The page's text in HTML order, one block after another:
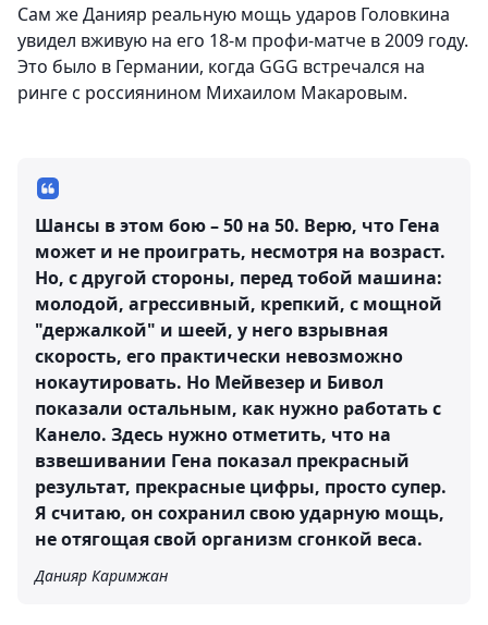
Сам же Данияр реальную мощь ударов Головкина
увидел вживую на его 18-м профи-матче в 2009 году.
Это было в Германии, когда GGG встречался на
ринге с россиянином Михаилом Макаровым.
Шансы в этом бою – 50 на 50. Верю, что Гена
может и не проиграть, несмотря на возраст.
Но, с другой стороны, перед тобой машина:
молодой, агрессивный, крепкий, с мощной
"держалкой" и шеей, у него взрывная
скорость, его практически невозможно
нокаутировать. Но Мейвезер и Бивол
показали остальным, как нужно работать с
Канело. Здесь нужно отметить, что на
взвешивании Гена показал прекрасный
результат, прекрасные цифры, просто супер.
Я считаю, он сохранил свою ударную мощь,
не отягощая свой организм сгонкой веса.
Данияр Каримжан